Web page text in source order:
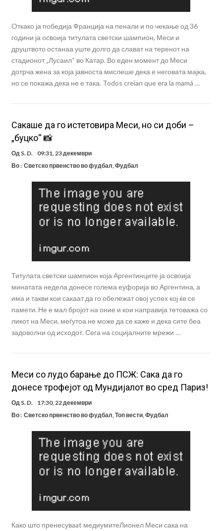
Oткако ја победија Франција на пенали и по чекање од 36
години ја освоија титулата светски шампион, Меси и
друштвото останаа уште долго да слават на теренот на
стадионот „Лусаил“ во Катар. Во еден момент до Меси
дотрча жена за која јавноста мислеше дека е неговата мајка,
но се покажа дека не е така. Todos creían que era la mamá …
Сакаше да го истетовира Меси, но си доби –
„буцко“ 📸
Од S. D.
09:31, 23 декември
Во : Светско првенство во фудбал,Фудбал
Титулата светски шампион која Аргентинците ја освоија
минатата недела донесе голема еуфорија во Аргентина, а
има и такви кои сакаат да го обележат овој успех кој ќе се
памети. Не е мал бројот на оние и кои направија тетоважа со
ликот на Меси, меѓутоа не може да се каже и дека сите беа
задоволни од исходот. Сега на социјалните мрежи …
Meси со лудо барање до ПСЖ: Сака да го
донесе трофејот од Мундијалот во сред Париз!
Од S. D.
17:30, 22 декември
Во : Светско првенство во фудбал,Топ вести,Фудбал
Како што пренесувaat медиумитеЛионел Меси сака на